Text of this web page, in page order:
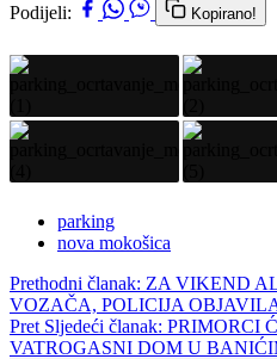
Podijeli: Kopirano!
parking
nova mokošica
Prethodni članak: ZA VIKEND
VOZAČA, POLICIJA
Pret Sljedeći članak: PRIMORCI
VATROGASNI DOM U